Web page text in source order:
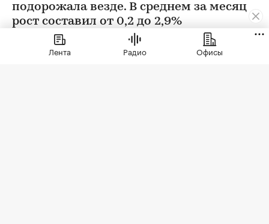
подорожала везде. В среднем за месяц
рост составил от 0,2 до 2,9%
Лента Радио Офисы